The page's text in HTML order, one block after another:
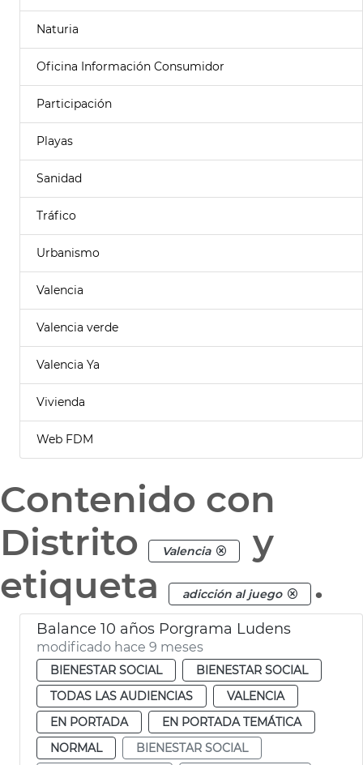
Naturia
Oficina Información Consumidor
Participación
Playas
Sanidad
Tráfico
Urbanismo
Valencia
Valencia verde
Valencia Ya
Vivienda
Web FDM
Contenido con
Distrito
Valencia
y
etiqueta
adicción al juego .
Balance 10 años Porgrama Ludens
modificado hace 9 meses
BIENESTAR SOCIAL
BIENESTAR SOCIAL
TODAS LAS AUDIENCIAS
VALENCIA
EN PORTADA
EN PORTADA TEMÁTICA
NORMAL
BIENESTAR SOCIAL